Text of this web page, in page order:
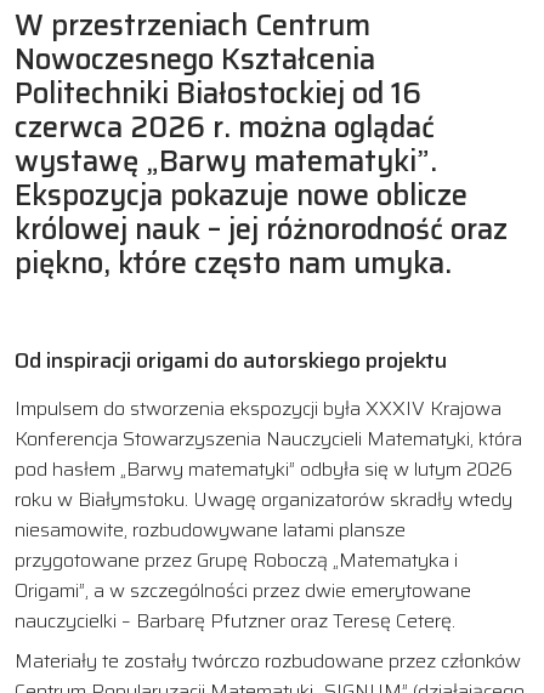
W przestrzeniach Centrum
Nowoczesnego Kształcenia
Politechniki Białostockiej od 16
czerwca 2026 r. można oglądać
wystawę „Barwy matematyki”.
Ekspozycja pokazuje nowe oblicze
królowej nauk – jej różnorodność oraz
piękno, które często nam umyka.
Od inspiracji origami do autorskiego projektu
Impulsem do stworzenia ekspozycji była XXXIV Krajowa
Konferencja Stowarzyszenia Nauczycieli Matematyki, która
pod hasłem „Barwy matematyki” odbyła się w lutym 2026
roku w Białymstoku. Uwagę organizatorów skradły wtedy
niesamowite, rozbudowywane latami plansze
przygotowane przez Grupę Roboczą „Matematyka i
Origami”, a w szczególności przez dwie emerytowane
nauczycielki – Barbarę Pfutzner oraz Teresę Ceterę.
Materiały te zostały twórczo rozbudowane przez członków